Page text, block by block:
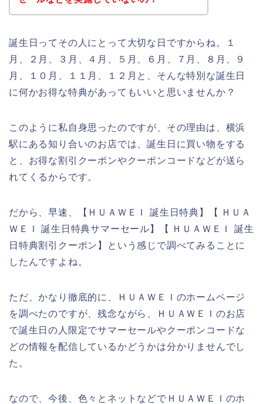
誕生日ってその人にとって大切な日ですからね。１
月、２月、３月、４月、５月、６月、７月、８月、９
月、１０月、１１月、１２月と、そんな特別な誕生日
に何かお得な特典があってもいいと思いませんか？
このように私自身思ったのですが、その理由は、横浜
駅にある知り合いのお店では、誕生日に買い物をする
と、お得な割引クーポンやクーポンコードなどが送ら
れてくるからです。
だから、早速、【ＨＵＡＷＥＩ 誕生日特典】【 ＨＵＡ
ＷＥＩ 誕生日特典サマーセール】【 ＨＵＡＷＥＩ 誕生
日特典割引クーポン】という感じで調べてみることに
したんですよね。
ただ、かなり徹底的に、ＨＵＡＷＥＩのホームページ
を調べたのですが、残念ながら、ＨＵＡＷＥＩのお店
で誕生日の人限定でサマーセールやクーポンコードな
どの情報を配信しているかどうかは分かりませんでし
た。
なので、今後、色々とネットなどでＨＵＡＷＥＩのホ